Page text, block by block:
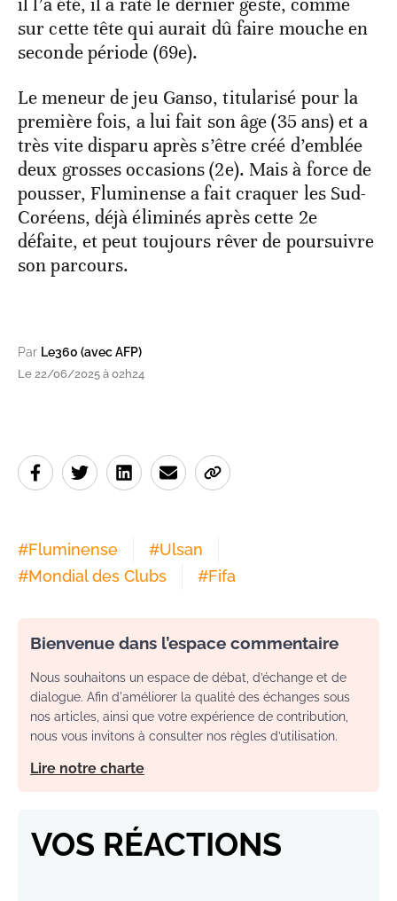
il l’a été, il a raté le dernier geste, comme
sur cette tête qui aurait dû faire mouche en
seconde période (69e).
Le meneur de jeu Ganso, titularisé pour la
première fois, a lui fait son âge (35 ans) et a
très vite disparu après s’être créé d’emblée
deux grosses occasions (2e). Mais à force de
pousser, Fluminense a fait craquer les Sud-
Coréens, déjà éliminés après cette 2e
défaite, et peut toujours rêver de poursuivre
son parcours.
Par Le360 (avec AFP)
Le 22/06/2025 à 02h24
#Fluminense #Ulsan
#Mondial des Clubs #Fifa
Bienvenue dans l’espace commentaire
Nous souhaitons un espace de débat, d’échange et de
dialogue. Afin d'améliorer la qualité des échanges sous
nos articles, ainsi que votre expérience de contribution,
nous vous invitons à consulter nos règles d’utilisation.
Lire notre charte
VOS RÉACTIONS